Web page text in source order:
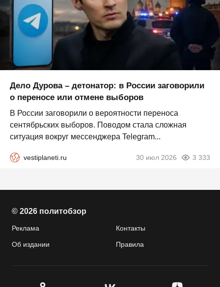
Дело Дурова – детонатор: в России заговорили
о переносе или отмене выборов
В России заговорили о вероятности переноса
сентябрьских выборов. Поводом стала сложная
ситуация вокруг мессенджера Telegram...
vestiplaneti.ru 30 июл 2026 3 333
© 2026 политобзор
Реклама Контакты
Об издании Правила